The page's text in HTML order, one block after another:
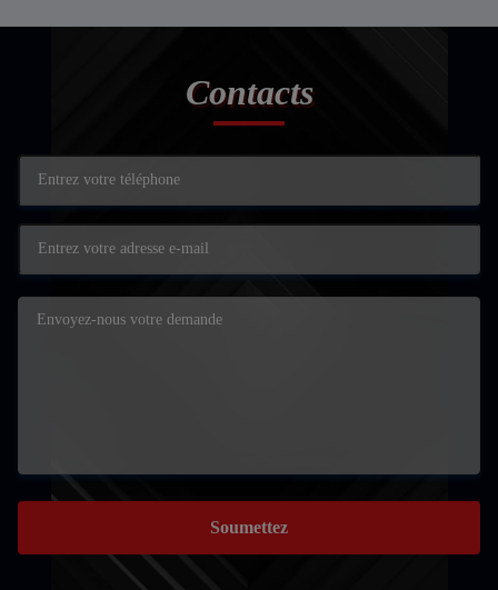
Contacts
Soumettez